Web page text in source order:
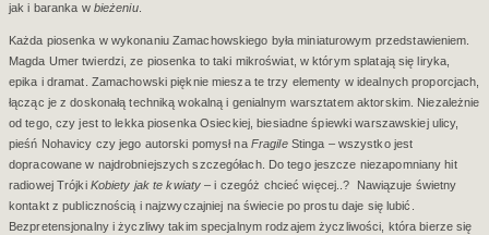
jak i baranka w bieżeniu.
Każda piosenka w wykonaniu Zamachowskiego była miniaturowym przedstawieniem.
Magda Umer twierdzi, ze piosenka to taki mikroświat, w którym splatają się liryka,
epika i dramat. Zamachowski pięknie miesza te trzy elementy w idealnych proporcjach,
łącząc je z doskonałą techniką wokalną i genialnym warsztatem aktorskim. Niezależnie
od tego, czy jest to lekka piosenka Osieckiej, biesiadne śpiewki warszawskiej ulicy,
pieśń Nohavicy czy jego autorski pomysł na FragileStinga – wszystko jest
dopracowane w najdrobniejszych szczegółach. Do tego jeszcze niezapomniany hit
radiowej Trójki Kobiety jak te kwiaty – i czegóż chcieć więcej..?
Nawiązuje świetny
kontakt z publicznością i najzwyczajniej na świecie po prostu daje się lubić.
Bezpretensjonalny i życzliwy takim specjalnym rodzajem życzliwości, która bierze się